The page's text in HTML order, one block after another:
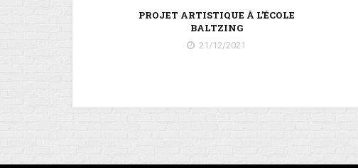
PROJET ARTISTIQUE À L’ÉCOLE
BALTZING
21/12/2021